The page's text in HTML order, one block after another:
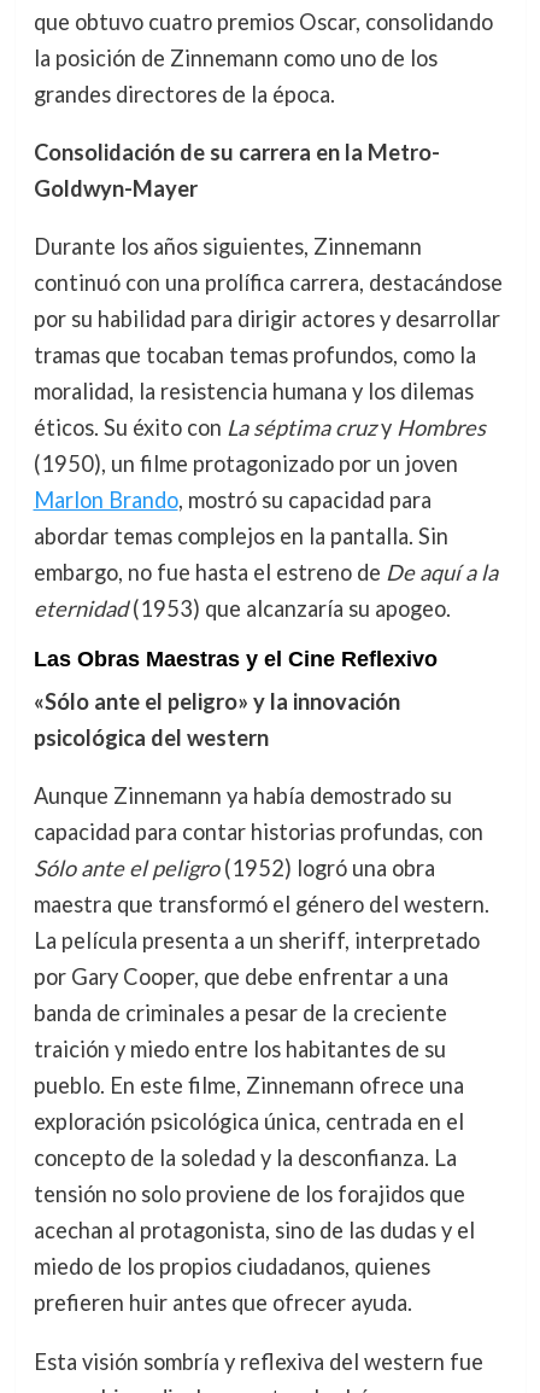
que obtuvo cuatro premios Oscar, consolidando
la posición de Zinnemann como uno de los
grandes directores de la época.
Consolidación de su carrera en la Metro-
Goldwyn-Mayer
Durante los años siguientes, Zinnemann
continuó con una prolífica carrera, destacándose
por su habilidad para dirigir actores y desarrollar
tramas que tocaban temas profundos, como la
moralidad, la resistencia humana y los dilemas
éticos. Su éxito con La séptima cruzy Hombres
(1950), un filme protagonizado por un joven
Marlon Brando, mostró su capacidad para
abordar temas complejos en la pantalla. Sin
embargo, no fue hasta el estreno de De aquí a la
eternidad(1953) que alcanzaría su apogeo.
Las Obras Maestras y el Cine Reflexivo
«Sólo ante el peligro» y la innovación
psicológica del western
Aunque Zinnemann ya había demostrado su
capacidad para contar historias profundas, con
Sólo ante el peligro(1952) logró una obra
maestra que transformó el género del western.
La película presenta a un sheriff, interpretado
por Gary Cooper, que debe enfrentar a una
banda de criminales a pesar de la creciente
traición y miedo entre los habitantes de su
pueblo. En este filme, Zinnemann ofrece una
exploración psicológica única, centrada en el
concepto de la soledad y la desconfianza. La
tensión no solo proviene de los forajidos que
acechan al protagonista, sino de las dudas y el
miedo de los propios ciudadanos, quienes
prefieren huir antes que ofrecer ayuda.
Esta visión sombría y reflexiva del western fue